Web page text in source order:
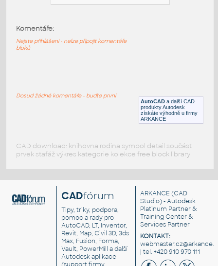
RVT Sport
AutoCAD a další CAD
produkty Autodesk
získáte výhodně u firmy
ARKANCE
Komentáře:
Nejste přihlášeni - nelze připojit komentáře
bloků
Dosud žádné komentáře - buďte první
CAD download: knihovna rodina symbol detail součást
prvek stafáž výkres kategorie kolekce free block library
CADfórum
Tipy, triky, podpora,
pomoc a rady pro
AutoCAD, LT, Inventor,
Revit, Map, Civil 3D, 3ds
Max, Fusion, Forma,
Vault, PowerMill a další
Autodesk aplikace
ARKANCE (CAD
Studio) - Autodesk
Platinum Partner &
Training Center &
Services Partner
KONTAKT:
| tel. +420 910 970 111